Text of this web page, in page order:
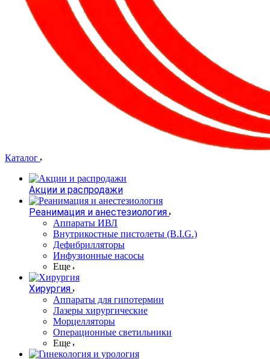
Каталог
Акции и распродажи
Реанимация и анестезиология
Аппараты ИВЛ
Внутрикостные пистолеты (B.I.G.)
Дефибрилляторы
Инфузионные насосы
Еще
Хирургия
Аппараты для гипотермии
Лазеры хирургические
Морцелляторы
Операционные светильники
Еще